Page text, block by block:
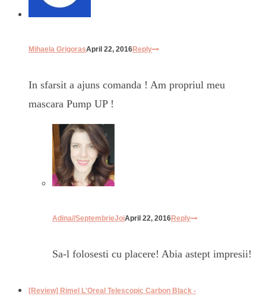
Mihaela GrigorasApril 22, 2016Reply
In sfarsit a ajuns comanda ! Am propriul meu
mascara Pump UP !
Adina//SeptembrieJoiApril 22, 2016Reply
Sa-l folosesti cu placere! Abia astept impresii!
[Review] Rimel L'Oreal Telescopic Carbon Black -